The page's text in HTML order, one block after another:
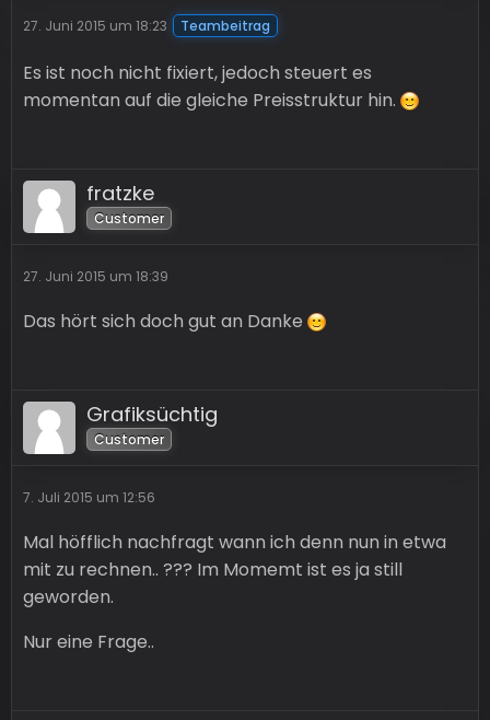
27. Juni 2015 um 18:23 Teambeitrag
Es ist noch nicht fixiert, jedoch steuert es
momentan auf die gleiche Preisstruktur hin.
fratzke
Customer
27. Juni 2015 um 18:39
Das hört sich doch gut an Danke
Grafiksüchtig
Customer
7. Juli 2015 um 12:56
Mal höfflich nachfragt wann ich denn nun in etwa
mit zu rechnen.. ??? Im Momemt ist es ja still
geworden.
Nur eine Frage..